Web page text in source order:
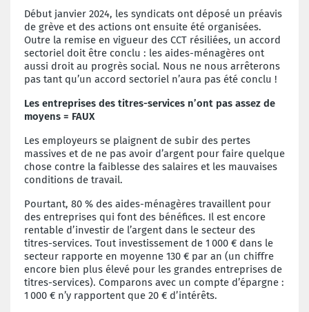
Début janvier 2024, les syndicats ont déposé un préavis
de grève et des actions ont ensuite été organisées.
Outre la remise en vigueur des CCT résiliées, un accord
sectoriel doit être conclu : les aides-ménagères ont
aussi droit au progrès social. Nous ne nous arrêterons
pas tant qu’un accord sectoriel n’aura pas été conclu !
Les entreprises des titres-services n’ont pas assez de
moyens = FAUX
Les employeurs se plaignent de subir des pertes
massives et de ne pas avoir d’argent pour faire quelque
chose contre la faiblesse des salaires et les mauvaises
conditions de travail.
Pourtant, 80 % des aides-ménagères travaillent pour
des entreprises qui font des bénéfices. Il est encore
rentable d’investir de l’argent dans le secteur des
titres-services. Tout investissement de 1 000 € dans le
secteur rapporte en moyenne 130 € par an (un chiffre
encore bien plus élevé pour les grandes entreprises de
titres-services). Comparons avec un compte d’épargne :
1 000 € n’y rapportent que 20 € d’intérêts.